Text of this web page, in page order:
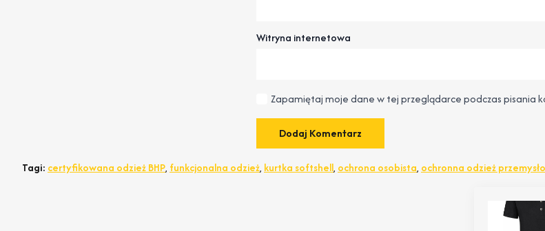
Witryna internetowa
Zapamiętaj moje dane w tej przeglądarce podczas pisania
Tagi: certyfikowana odzież BHP, funkcjonalna odzież, kurtka softshell, ochrona osobista, ochronna odzież